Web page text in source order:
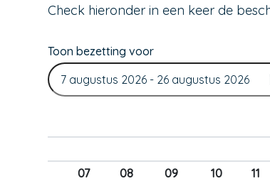
Check hieronder in een keer de
Toon bezetting voor
07
08 09 10 11